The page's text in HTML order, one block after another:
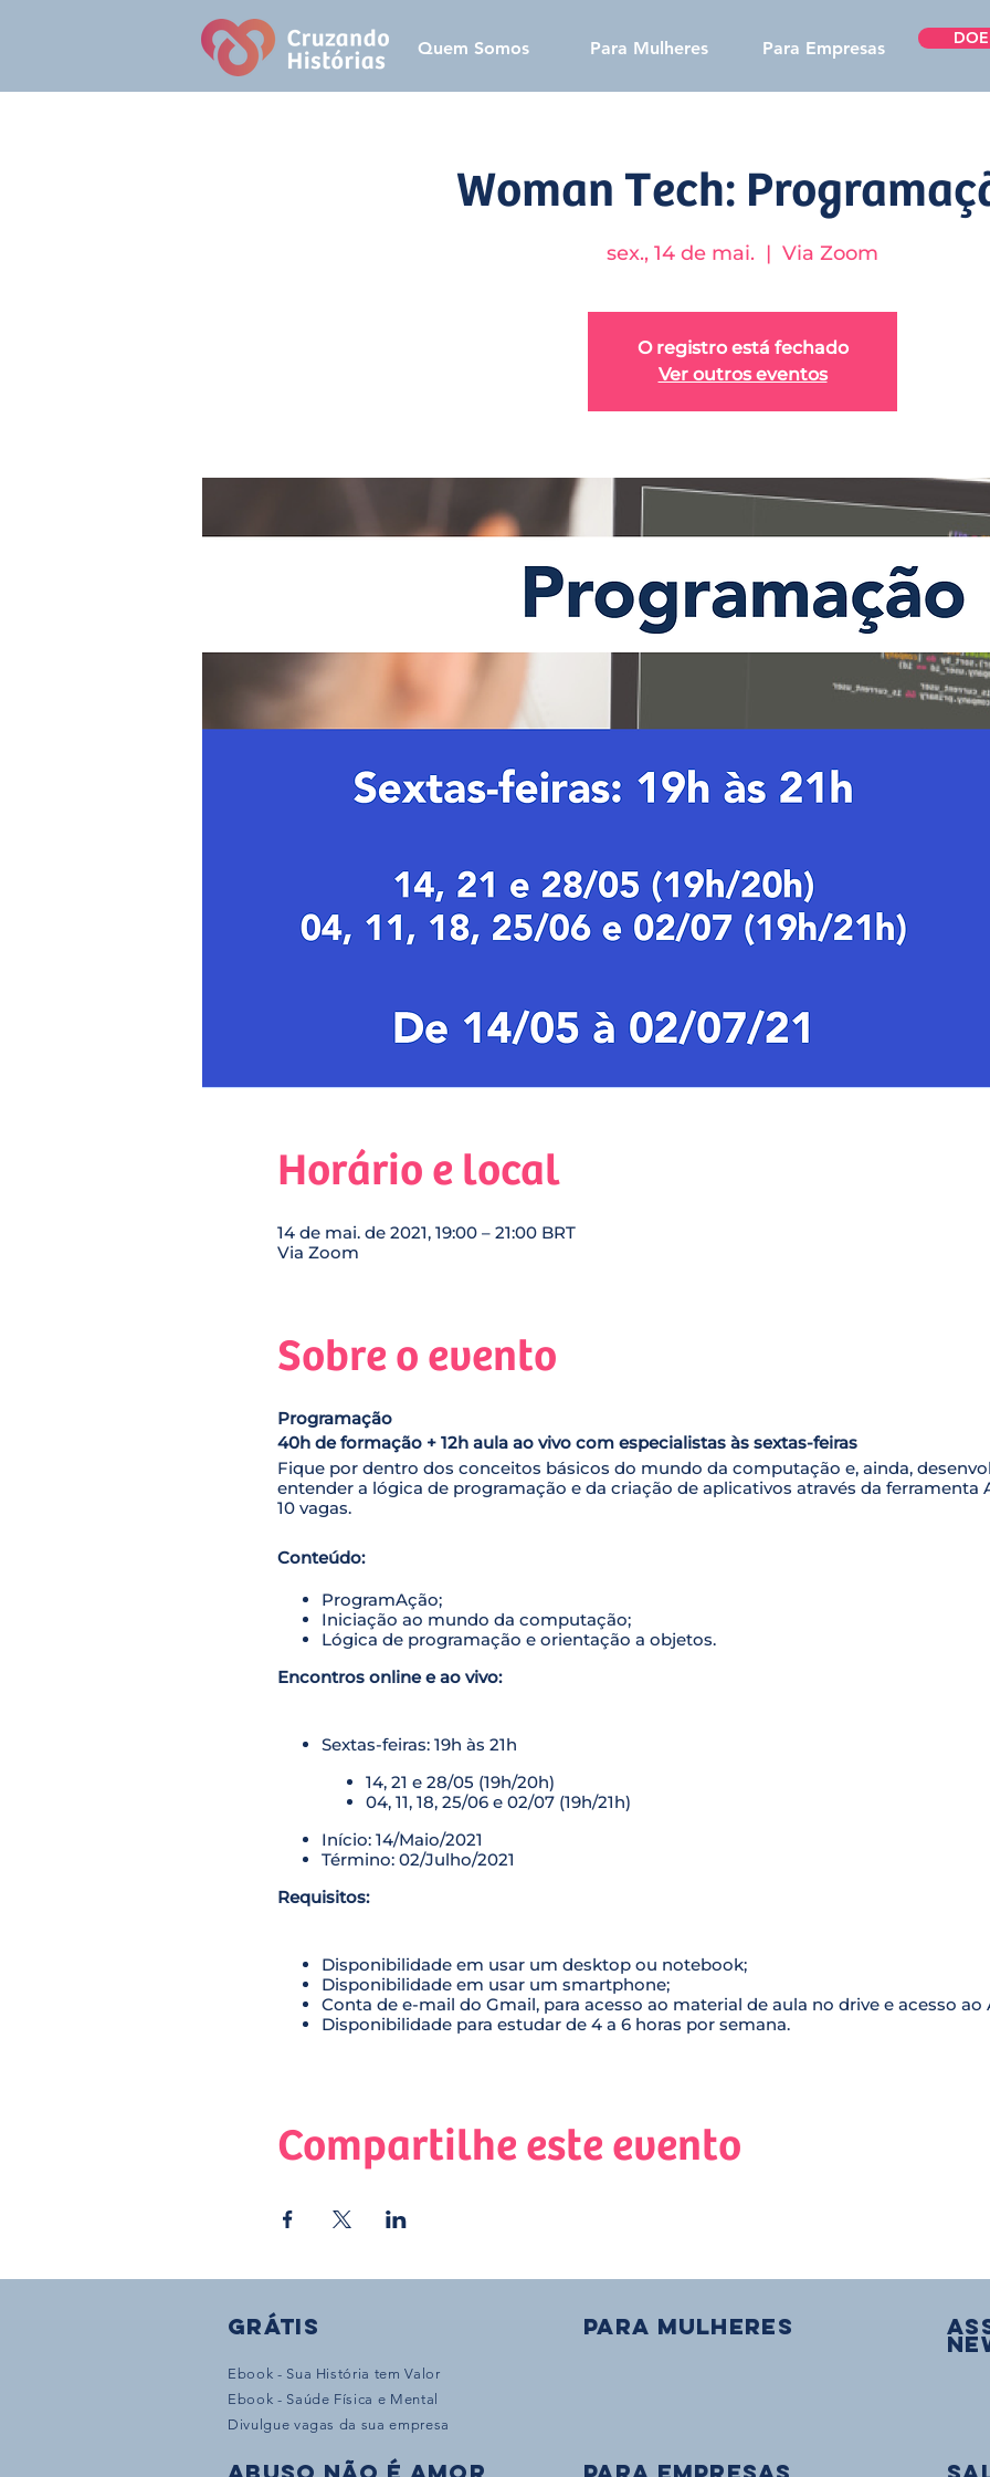
Quem Somos Para Mulheres Para Empresas DOE
Woman Tech:
sex., 14 de mai.
  |
Via Zoom
O registro está fechado
Ver outros eventos
Horário e local
14 de mai. de 2021, 19:00 – 21:00 BRT
Via Zoom
Sobre o evento
Programação
40h de formação + 12h aula ao vivo com especialistas às sextas-feiras
Fique por dentro dos conceitos básicos do mundo da computação e, ainda,
entender a lógica de programação e da criação de aplicativos através da ferramenta
10 vagas.
Conteúdo:
ProgramAção;
Iniciação ao mundo da computação;
Lógica de programação e orientação a objetos.
Encontros online e ao vivo:
Sextas-feiras: 19h às 21h
14, 21 e 28/05 (19h/20h)
04, 11, 18, 25/06 e 02/07 (19h/21h)
Início: 14/Maio/2021
Término: 02/Julho/2021
Requisitos:
Disponibilidade em usar um desktop ou notebook;
Disponibilidade em usar um smartphone;
Conta de e-mail do Gmail, para acesso ao material de aula no drive e acesso ao
Disponibilidade para estudar de 4 a 6 horas por semana.
Compartilhe este evento
Grátis PARA mulheres
Ebook - Sua História tem Valor
Ebook - Saúde Física e Mental
Divulgue vagas da sua empresa